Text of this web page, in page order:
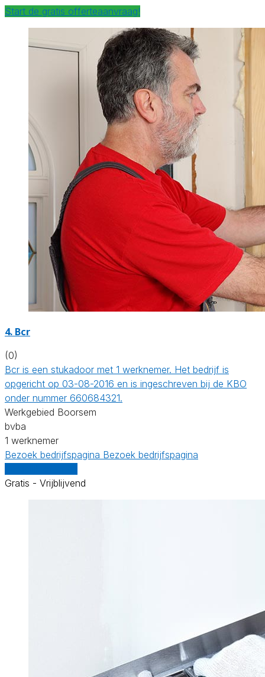
Start de gratis offerteaanvraag!
4. Bcr
(0)
Bcr is een stukadoor met 1 werknemer. Het bedrijf is
opgericht op 03-08-2016 en is ingeschreven bij de KBO
onder nummer 660684321.
Werkgebied Boorsem
bvba
1 werknemer
Bezoek bedrijfspagina Bezoek bedrijfspagina
Gratis - Vrijblijvend